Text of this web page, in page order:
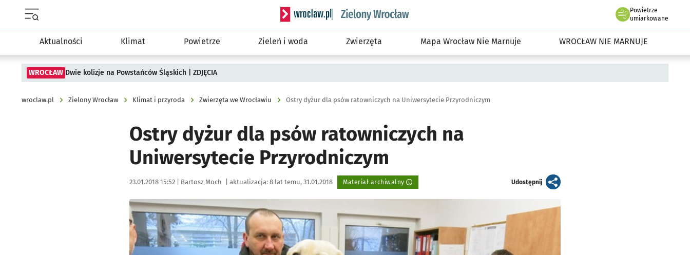
Serwis informacyjny wroclaw.pl podserwis: Środowisko we Wrocławiu
Powietrze
we Wrocławiu
umiarkowane
Aktualności Klimat Powietrze Zieleń i woda Zwierzęta Mapa Wrocław Nie Marnuje WROCŁAW NIE MARNUJE
WROCŁAW Dwie kolizje na Powstańców Śląskich | ZDJĘCIA
wroclaw.pl Zielony Wrocław Klimat i przyroda Zwierzęta we Wrocławiu Ostry dyżur dla psów ratowniczych na Uniwersytecie Przyrodniczym
Ostry dyżur dla psów ratowniczych na
Uniwersytecie Przyrodniczym
Data publikacji:
23.01.2018 15:52 | Autor:
Bartosz Moch aktualizacja: 8 lat temu, 31.01.2018 Materiał archiwalny Udostępnijartykuł
Kliknij, aby powiększyć